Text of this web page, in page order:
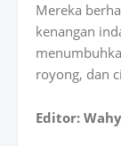
Mereka
kenangan
royong, dan
Editor: